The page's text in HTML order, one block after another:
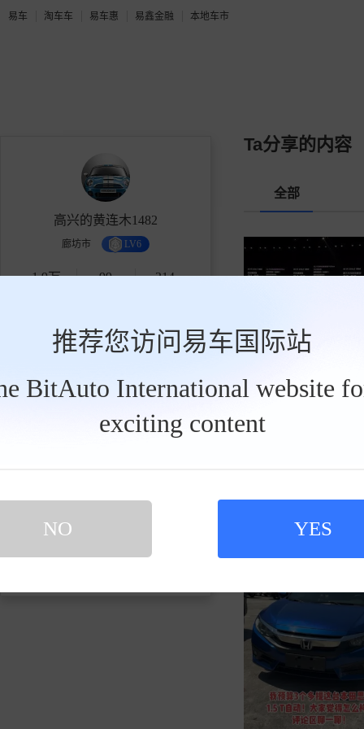
易车 淘车车 易车惠 易鑫金融 本地车市
推荐您访问易车国际站
BitAuto International website
exciting content
NO YES
高兴的黄连木1482
廊坊市 LV6
1.9万 99 314
关注
发私信
买新车 上易车
Ta分享的内容
全部
本田思域1.5T自动